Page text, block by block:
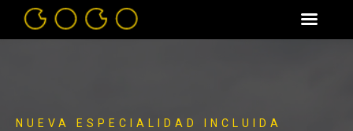
NUEVA ESPECIALIDAD INCLUIDA